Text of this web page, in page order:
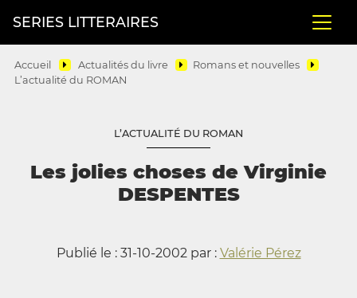
SERIES LITTERAIRES
Accueil Actualités du livre
Romans et nouvelles
L’actualité du ROMAN
L’ACTUALITÉ DU ROMAN
Les jolies choses de Virginie
DESPENTES
Publié le : 31-10-2002 par : Valérie Pérez